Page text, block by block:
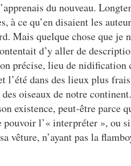
du nouveau.
à ce qu’en disaient les
Mais quelque chose que je
d’y aller de
précise, lieu de nidification
l’été dans des lieux plus
oiseaux de notre
existence, peut-être parce
pouvoir l’« interpréter », ou
vêture, n’ayant pas la